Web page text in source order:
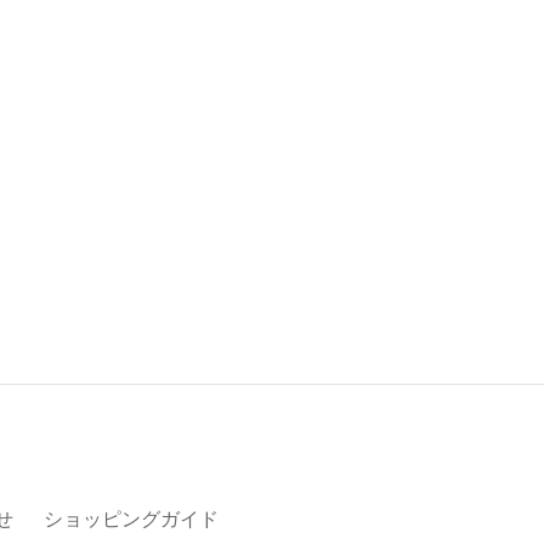
ショッピングガイド